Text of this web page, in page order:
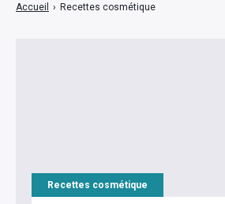
Accueil › Recettes cosmétique
Recettes cosmétique